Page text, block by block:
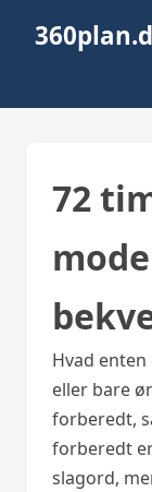
72
Hvad
eller bare
forberedt,
forberedt
slagord,